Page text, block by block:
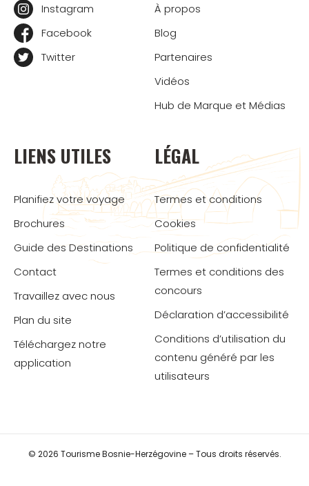
Instagram
Facebook
Twitter
À propos
Blog
Partenaires
Vidéos
Hub de Marque et Médias
LIENS UTILES
Planifiez votre voyage
Brochures
Guide des Destinations
Contact
Travaillez avec nous
Plan du site
Téléchargez notre
application
LÉGAL
Termes et conditions
Cookies
Politique de confidentialité
Termes et conditions des
concours
Déclaration d’accessibilité
Conditions d’utilisation du
contenu généré par les
utilisateurs
© 2026 Tourisme Bosnie-Herzégovine – Tous droits réservés.